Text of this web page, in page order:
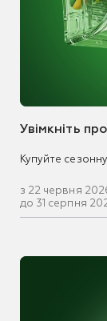
Увімкніть
Купуйте сезонну
з 22 червня
до 31 серпня